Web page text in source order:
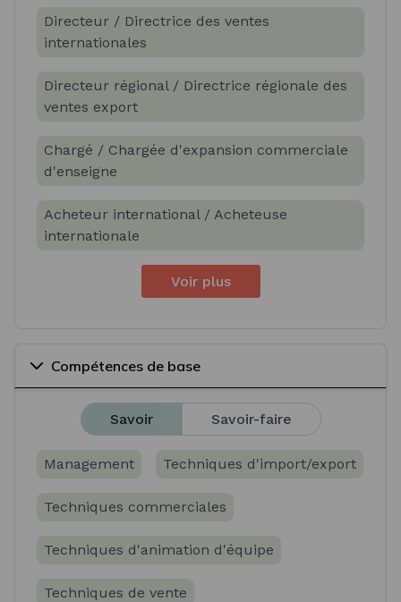
Directeur / Directrice des ventes
internationales
Directeur régional / Directrice régionale des
ventes export
Chargé / Chargée d'expansion commerciale
d'enseigne
Acheteur international / Acheteuse
internationale
Voir plus
Compétences de base
Savoir Savoir-faire
Management Techniques d'import/export
Techniques commerciales
Techniques d'animation d'équipe
Techniques de vente